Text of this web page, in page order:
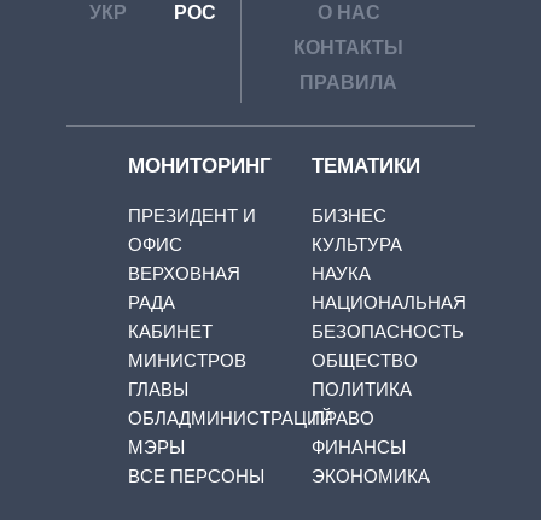
УКР РОС
О НАС
КОНТАКТЫ
ПРАВИЛА
МОНИТОРИНГ
ПРЕЗИДЕНТ И
ОФИС
ВЕРХОВНАЯ
РАДА
КАБИНЕТ
МИНИСТРОВ
ГЛАВЫ
ОБЛАДМИНИСТРАЦИЙ
МЭРЫ
ВСЕ ПЕРСОНЫ
ТЕМАТИКИ
БИЗНЕС
КУЛЬТУРА
НАУКА
НАЦИОНАЛЬНАЯ
БЕЗОПАСНОСТЬ
ОБЩЕСТВО
ПОЛИТИКА
ПРАВО
ФИНАНСЫ
ЭКОНОМИКА